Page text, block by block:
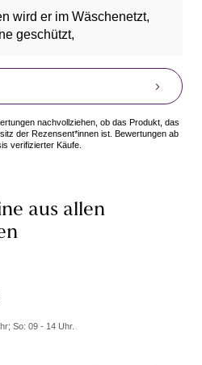
wird er im Wäschenetzt,
geschützt,
nachvollziehen, ob das Produkt, das
der Rezensent*innen ist. Bewertungen ab
verifizierter Käufe.
aus allen
So: 09 - 14 Uhr.